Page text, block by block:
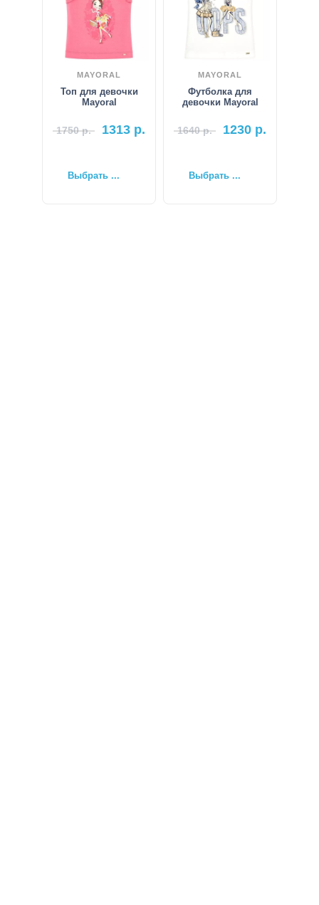
MAYORAL
Топ для девочки
Mayoral
1750р. 1313 р.
Выбрать ...
MAYORAL
Футболка для
девочки Mayoral
1640р. 1230 р.
Выбрать ...